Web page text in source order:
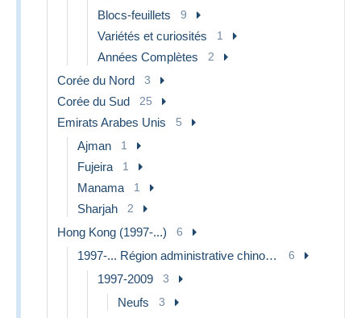
Blocs-feuillets 9
Variétés et curiosités 1
Années Complètes 2
Corée du Nord 3
Corée du Sud 25
Emirats Arabes Unis 5
Ajman 1
Fujeira 1
Manama 1
Sharjah 2
Hong Kong (1997-...) 6
1997-... Région administrative chinoise 6
1997-2009 3
Neufs 3